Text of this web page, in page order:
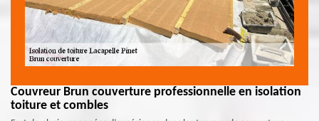
Couvreur Brun couverture professionnelle en isolation
toiture et combles